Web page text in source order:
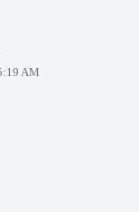
AM